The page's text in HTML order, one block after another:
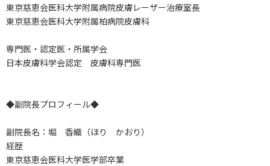
東京慈恵会医科大学附属病院皮膚レーザー治療室長
東京慈恵会医科大学附属柏病院皮膚科
専門医・認定医・所属学会
日本皮膚科学会認定 皮膚科専門医
◆副院長プロフィール◆
副院長名：堀 香織（ほり かおり）
経歴
東京慈恵会医科大学医学部卒業